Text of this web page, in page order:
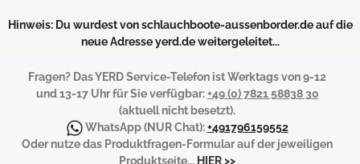
Hinweis: Du wurdest von schlauchboote-aussenborder.de auf die
neue Adresse yerd.de weitergeleitet...
Fragen? Das YERD Service-Telefon ist Werktags von 9-12
und 13-17 Uhr für Sie verfügbar:+49 (0) 7821 58838 30
(aktuell nicht besetzt).
WhatsApp(NUR Chat):+491796159552
Oder nutze das Produktfragen-Formular auf der jeweiligen
Produktseite... HIER>>